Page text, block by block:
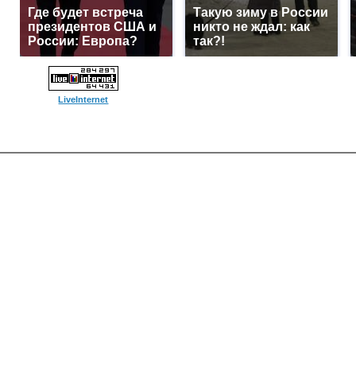
Где будет встреча
президентов США и
России: Европа?
Такую зиму в России
никто не ждал: как
так?!
LiveInternet